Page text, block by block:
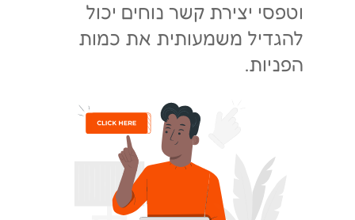
וטפסי יצירת קשר נוחים יכול
להגדיל משמעותית את כמות
הפניות.